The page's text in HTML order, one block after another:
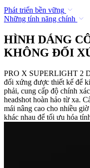
Phát triển bền vững
Những tính năng chính
HÌNH DÁNG
KHÔNG ĐỐI
PRO X SUPERLIGHT 2
đối xứng được thiết kế để
phải, cung cấp độ chính
headshot hoàn hảo từ xa.
mái nâng cao cho nhiều
khác nhau để tối ưu hóa